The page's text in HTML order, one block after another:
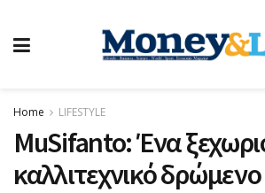
Home LIFESTYLE
MuSifanto: Ένα
καλλιτεχνικό